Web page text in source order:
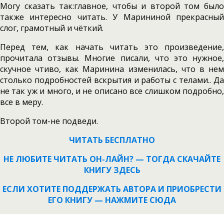
Могу сказать так:главное, чтобы и второй том было
также интересно читать. У Марининой прекрасный
слог, грамотный и чёткий.
Перед тем, как начать читать это произведение,
прочитала отзывы. Многие писали, что это нужное,
скучное чтиво, как Маринина изменилась, что в нем
столько подробностей вскрытия и работы с телами.. Да
не так уж и много, и не описано все слишком подробно,
все в меру.
Второй том-не подведи.
ЧИТАТЬ БЕСПЛАТНО
НЕ ЛЮБИТЕ ЧИТАТЬ ОН-ЛАЙН? — ТОГДА СКАЧАЙТЕ
КНИГУ ЗДЕСЬ
ЕСЛИ ХОТИТЕ ПОДДЕРЖАТЬ АВТОРА И ПРИОБРЕСТИ
ЕГО КНИГУ — НАЖМИТЕ СЮДА